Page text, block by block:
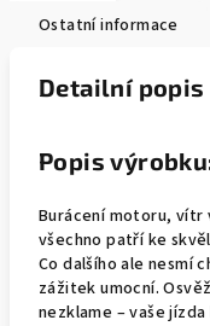
Ostatní informace
Detailní
Popis
Burácení motoru, vítr
všechno patří ke
Co dalšího ale nesmí
zážitek umocní.
nezklame – vaše